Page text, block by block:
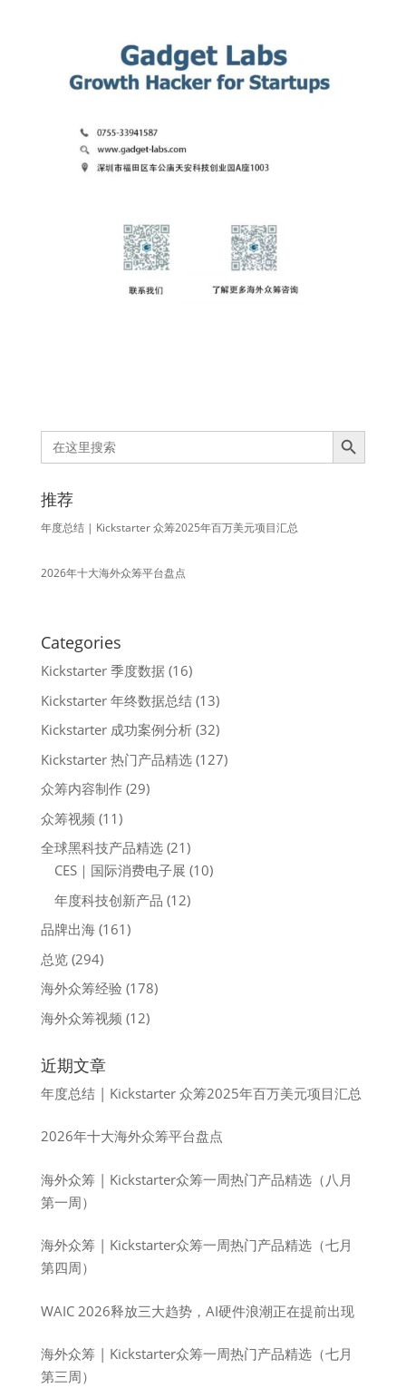
Search
for:
Search Button
推荐
年度总结 | Kickstarter 众筹2025年百万美元项目汇总
2026年十大海外众筹平台盘点
Categories
Kickstarter 季度数据(16)
Kickstarter 年终数据总结(13)
Kickstarter 成功案例分析(32)
Kickstarter 热门产品精选(127)
众筹内容制作(29)
众筹视频 (11)
全球黑科技产品精选(21)
CES｜国际消费电子展 (10)
年度科技创新产品 (12)
品牌出海(161)
总览(294)
海外众筹经验 (178)
海外众筹视频 (12)
近期文章
年度总结 | Kickstarter 众筹2025年百万美元项目汇总
2026年十大海外众筹平台盘点
海外众筹 | Kickstarter众筹一周热门产品精选（八月
第一周）
海外众筹 | Kickstarter众筹一周热门产品精选（七月
第四周）
WAIC 2026释放三大趋势，AI硬件浪潮正在提前出现
海外众筹 | Kickstarter众筹一周热门产品精选（七月
第三周）